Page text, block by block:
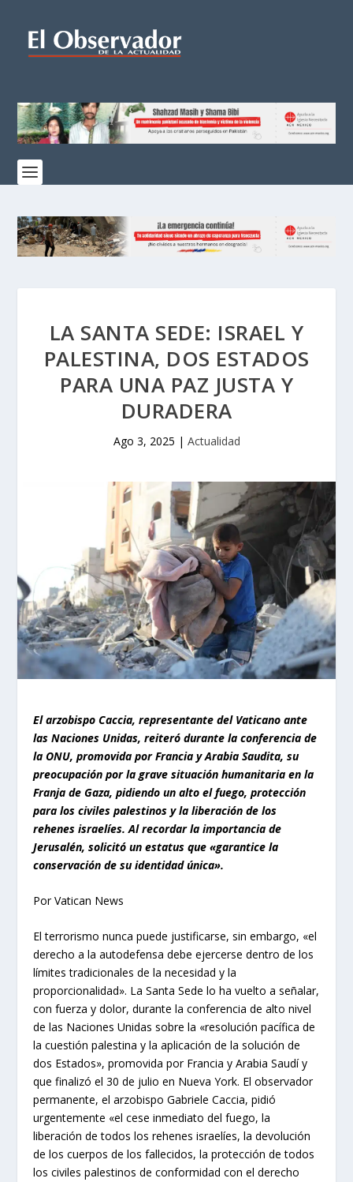
LA SANTA SEDE: ISRAEL Y
PALESTINA, DOS ESTADOS
PARA UNA PAZ JUSTA Y
DURADERA
Ago 3, 2025 | Actualidad
El arzobispo Caccia, representante del Vaticano ante
las Naciones Unidas, reiteró durante la conferencia de
la ONU, promovida por Francia y Arabia Saudita, su
preocupación por la grave situación humanitaria en la
Franja de Gaza, pidiendo un alto el fuego, protección
para los civiles palestinos y la liberación de los
rehenes israelíes. Al recordar la importancia de
Jerusalén, solicitó un estatus que «garantice la
conservación de su identidad única».
Por Vatican News
El terrorismo nunca puede justificarse, sin embargo, «el
derecho a la autodefensa debe ejercerse dentro de los
límites tradicionales de la necesidad y la
proporcionalidad». La Santa Sede lo ha vuelto a señalar,
con fuerza y dolor, durante la conferencia de alto nivel
de las Naciones Unidas sobre la «resolución pacífica de
la cuestión palestina y la aplicación de la solución de
dos Estados», promovida por Francia y Arabia Saudí y
que finalizó el 30 de julio en Nueva York. El observador
permanente, el arzobispo Gabriele Caccia, pidió
urgentemente «el cese inmediato del fuego, la
liberación de todos los rehenes israelíes, la devolución
de los cuerpos de los fallecidos, la protección de todos
los civiles palestinos de conformidad con el derecho